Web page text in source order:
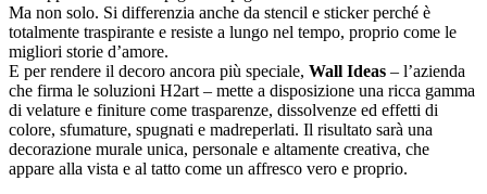
Ma non solo. Si differenzia anche da stencil e sticker perché è
totalmente traspirante e resiste a lungo nel tempo, proprio come le
migliori storie d’amore.
E per rendere il decoro ancora più speciale, Wall Ideas – l’azienda
che firma le soluzioni H2art – mette a disposizione una ricca gamma
di velature e finiture come trasparenze, dissolvenze ed effetti di
colore, sfumature, spugnati e madreperlati. Il risultato sarà una
decorazione murale unica, personale e altamente creativa, che
appare alla vista e al tatto come un affresco vero e proprio.